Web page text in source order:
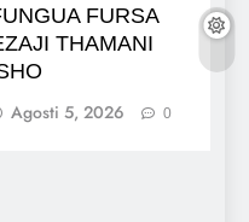
FURSA
THAMANI
Agosti 5, 2026 0